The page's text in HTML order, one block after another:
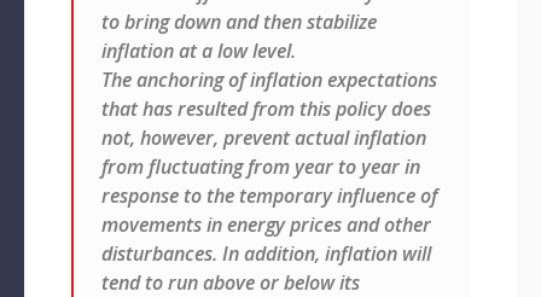
to bring down and then stabilize
inflation at a low level.
The anchoring of inflation expectations
that has resulted from this policy does
not, however, prevent actual inflation
from fluctuating from year to year in
response to the temporary influence of
movements in energy prices and other
disturbances. In addition, inflation will
tend to run above or below its